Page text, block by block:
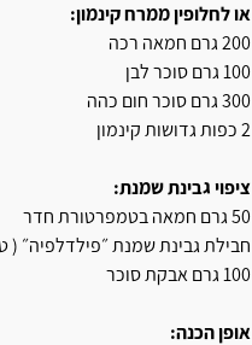
או לחלופין ממרח קינמון:
200 גרם חמאה רכה
100 גרם סוכר לבן
300 גרם סוכר חום כהה
2 כפות גדושות קינמון
ציפוי גבינת שמנת:
50 גרם חמאה בטמפרטורת חדר
חבילת גבינת שמנת ״פילדלפיה״
100 גרם אבקת סוכר
אופן הכנה: